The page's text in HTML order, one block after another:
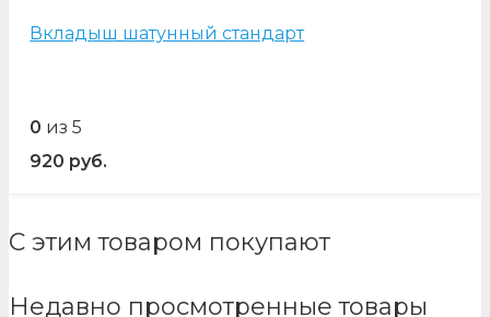
Вкладыш шатунный стандарт
0 из 5
920 руб.
С этим товаром покупают
Недавно просмотренные товары